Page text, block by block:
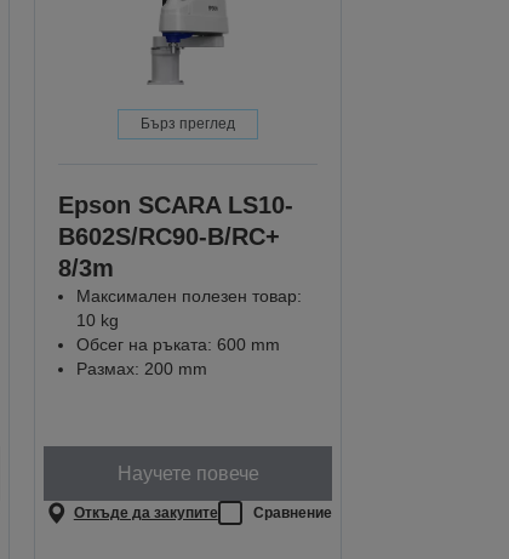
Бърз преглед
Epson SCARA LS10-
B602S/RC90-B/RC+
8/3m
Максимален полезен товар:
10 kg
Обсег на ръката: 600 mm
Размах: 200 mm
Научете повече
Откъде да закупите Сравнение